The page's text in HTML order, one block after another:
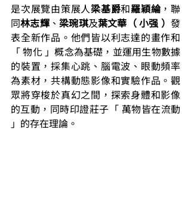
是次展覽由策展人梁基爵和羅穎綸 ，聯
同林志輝、梁琬琪及葉文華（ 小强 ）發
表全新作品。他們皆以利志達的畫作和
「 物化 」概念為基礎，並運用生物數據
的裝置，採集心跳、腦電波、眼動頻率
為素材，共構動態影像和實驗作品。觀
眾將穿梭於真幻之間，探索身體和影像
的互動，同時印證莊子「 萬物皆在流動
」的存在理論。